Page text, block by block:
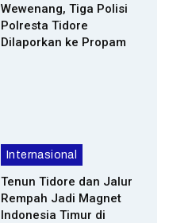
Wewenang, Tiga Polisi
Polresta Tidore
Dilaporkan ke Propam
Internasional
Tenun Tidore dan Jalur
Rempah Jadi Magnet
Indonesia Timur di